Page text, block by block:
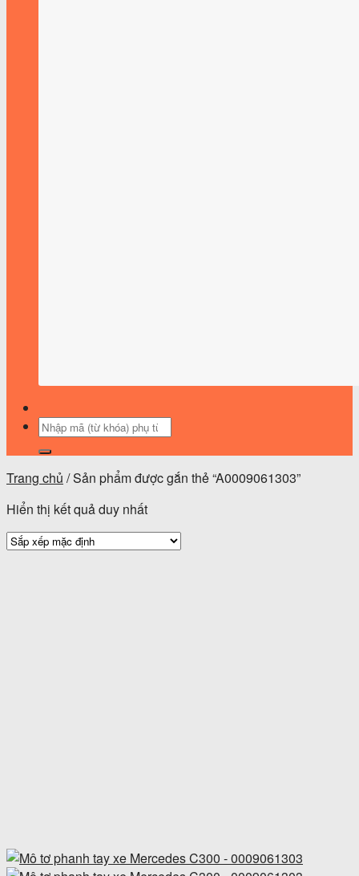
Tìm
Trang chủ /Sản phẩm được gắn thẻ “A0009061303”
Hiển thị kết quả duy nhất